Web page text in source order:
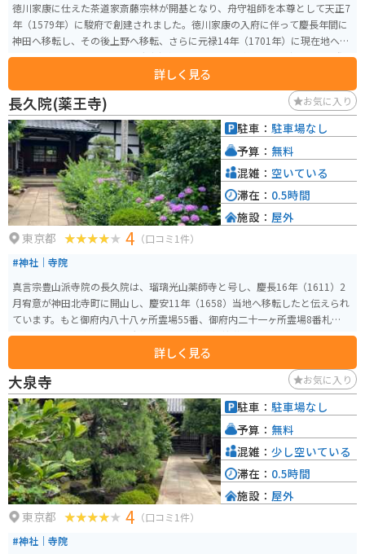
徳川家康に仕えた茶道家斎藤宗林が開基となり、舟守祖師を本尊として天正7
年（1579年）に駿府で創建されました。徳川家康の入府に伴って慶長年間に
神田へ移転し、その後上野へ移転、さらに元禄14年（1701年）に現在地へ移
転したと伝えられています。舟守祖師は、日蓮上人が伊豆へ配流となった際
に船守弥三郎へ与えられた祖師像で、江戸十祖師像の一つに数えられていま
す。境内には萩が多く、「萩寺」として知られています。
詳しく見る
長久院(薬王寺) お気に入り
東京都 4 （口コミ1件）
#神社｜寺院
真言宗豊山派寺院の長久院は、瑠璃光山薬師寺と号し、慶長16年（1611）2
月宥意が神田北寺町に開山し、慶安11年（1658）当地へ移転したと伝えられ
ています。もと御府内八十八ヶ所霊場55番、御府内二十一ヶ所霊場8番札所と
なっており、境内には弘法大師1100年御遠忌供養塔が建てられています。
詳しく見る
駐車： 駐車場なし
予算： 無料
混雑： 空いている
滞在： 0.5時間
施設： 屋外
大泉寺 お気に入り
東京都 4 （口コミ1件）
#神社｜寺院
駐車： 駐車場なし
予算： 無料
混雑： 少し空いている
滞在： 0.5時間
施設： 屋外